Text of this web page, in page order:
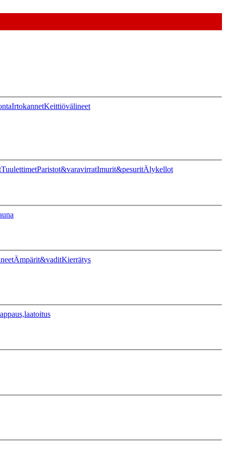
IrtokannetKeittiövälineet
TuulettimetParistot&varavirratImurit&pesuritÄlykellot
Ämpärit&vaditKierrätys